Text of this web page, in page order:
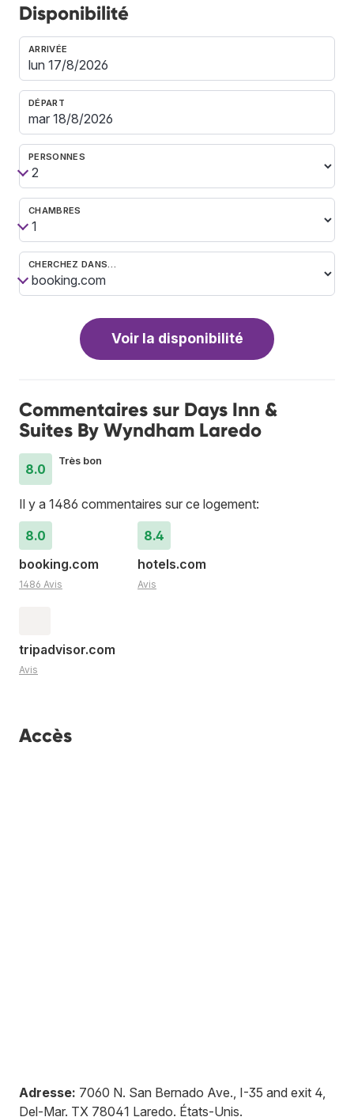
Disponibilité
ARRIVÉE
DÉPART
PERSONNES
CHAMBRES
CHERCHEZ DANS…
Voir la disponibilité
Commentaires sur Days Inn &
Suites By Wyndham Laredo
8.0
Très bon
Il y a 1486 commentaires sur ce logement:
8.0
booking.com
1486 Avis
8.4
hotels.com
Avis
tripadvisor.com
Avis
Accès
Adresse: 7060 N. San Bernado Ave., I-35 and exit 4,
Del-Mar. TX 78041 Laredo. États-Unis.